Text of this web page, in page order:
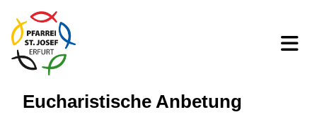
Eucharistische Anbetung